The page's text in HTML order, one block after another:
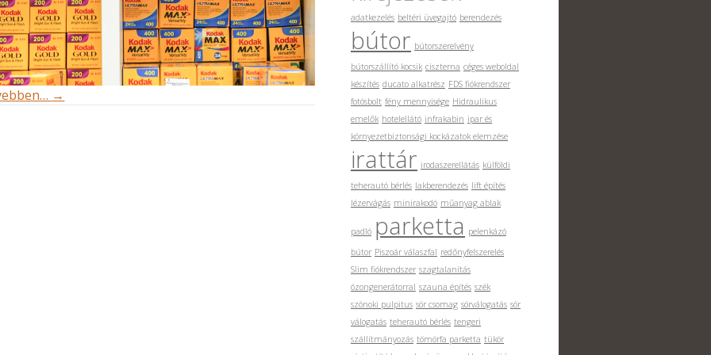
→
adatkezelés beltéri üvegajtó berendezés
bútor bútorszerelvény
bútorszállító kocsik ciszterna céges weboldal
készítés ducato alkatrész FDS fiókrendszer
fotósbolt fény mennyisége Hidraulikus
emelők hotelellátó infrakabin ipar és
környezetbiztonsági kockázatok elemzése
irattár irodaszerellátás külföldi
teherautó bérlés lakberendezés lift építés
lézervágás minirakodó műanyag ablak
padló parketta pelenkázó
bútor Piszoár válaszfal redőnyfelszerelés
Slim fiókrendszer szagtalanítás
ózongenerátorral szauna építés szék
szónoki pulpitus sör csomag sörválogatás sör
válogatás teherautó bérlés tengeri
szállítmányozás tömörfa parketta tükör